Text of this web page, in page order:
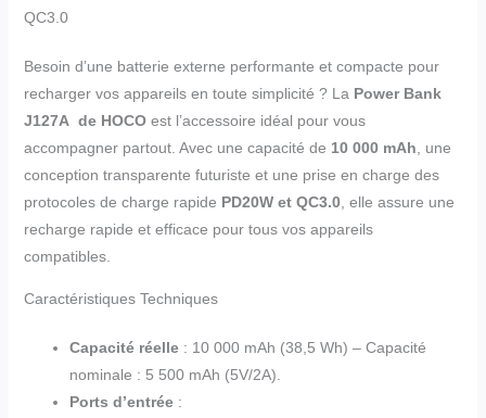
QC3.0
Besoin d’une batterie externe performante et compacte pour
recharger vos appareils en toute simplicité ? La Power Bank
J127A de HOCOest l’accessoire idéal pour vous
accompagner partout. Avec une capacité de 10 000 mAh , une
conception transparente futuriste et une prise en charge des
protocoles de charge rapide PD20W et QC3.0, elle assure une
recharge rapide et efficace pour tous vos appareils
compatibles.
Caractéristiques Techniques
Capacité réelle: 10 000 mAh (38,5 Wh) – Capacité
nominale : 5 500 mAh (5V/2A).
Ports d’entrée: